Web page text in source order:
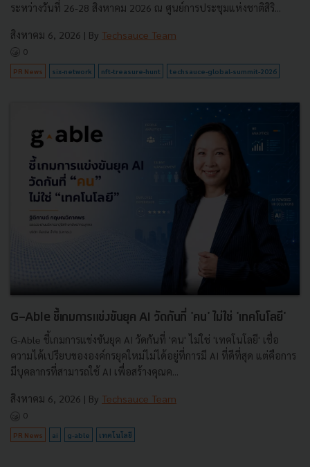
ระหว่างวันที่ 26-28 สิงหาคม 2026 ณ ศูนย์การประชุมแห่งชาติสิริ...
สิงหาคม 6, 2026 | By Techsauce Team
0
PR News six-network nft-treasure-hunt techsauce-global-summit-2026
G-Able ชี้เกมการแข่งขันยุค AI วัดกันที่ 'คน' ไม่ใช่ 'เทคโนโลยี'
G-Able ชี้เกมการแข่งขันยุค AI วัดกันที่ 'คน' ไม่ใช่ 'เทคโนโลยี' เชื่อ
ความได้เปรียบขององค์กรยุคใหม่ไม่ได้อยู่ที่การมี AI ที่ดีที่สุด แต่คือการ
มีบุคลากรที่สามารถใช้ AI เพื่อสร้างคุณค...
สิงหาคม 6, 2026 | By Techsauce Team
0
PR News ai g-able เทคโนโลยี